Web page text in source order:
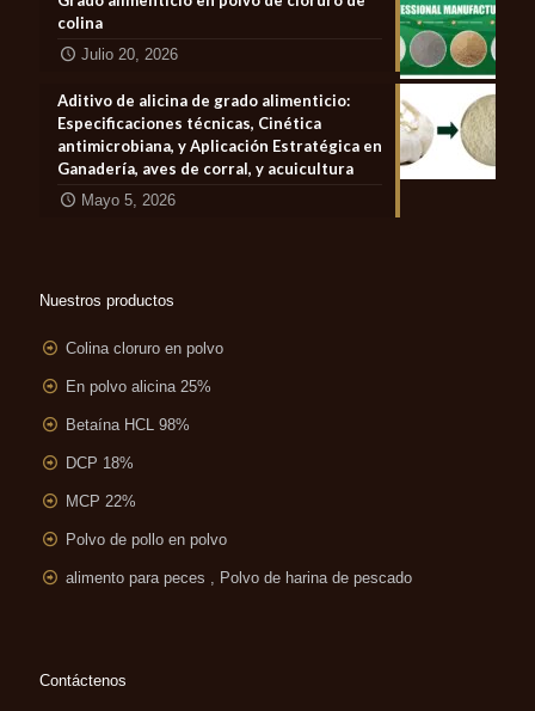
colina
Julio 20, 2026
Aditivo de alicina de grado alimenticio:
Especificaciones técnicas, Cinética
antimicrobiana, y Aplicación Estratégica en
Ganadería, aves de corral, y acuicultura
Mayo 5, 2026
Nuestros productos
Colina cloruro en polvo
En polvo alicina 25%
Betaína HCL 98%
DCP 18%
MCP 22%
Polvo de pollo en polvo
alimento para peces , Polvo de harina de pescado
Contáctenos